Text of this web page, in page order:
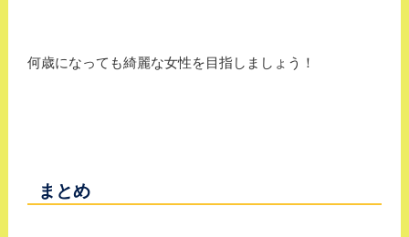
何歳になっても綺麗な女性を目指しましょう！
まとめ